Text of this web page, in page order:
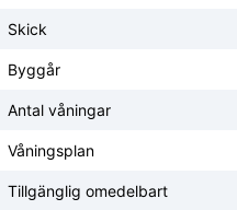
Skick
Byggår
Antal våningar
Våningsplan
Tillgänglig omedelbart